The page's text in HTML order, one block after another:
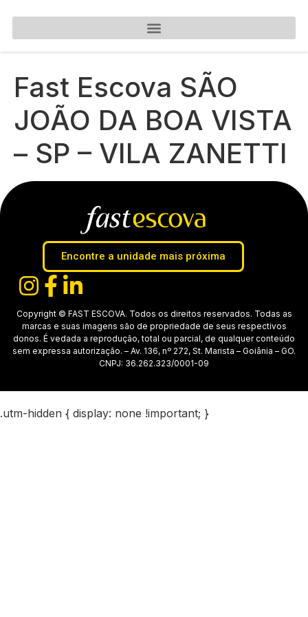
Fast Escova SÃO
JOÃO DA BOA VISTA
– SP – VILA ZANETTI
Encontre a unidade mais próxima
Copyright © FAST ESCOVA. Todos os direitos reservados. Todas as
marcas e suas imagens são de propriedade de seus respectivos
donos. É vedada a reprodução, total ou parcial, de qualquer conteúdo
sem expressa autorização. – Av. 136, nº 272, St. Marista – Goiânia – GO.
CNPJ: 36.262.323/0001-09
.utm-hidden { display: none !important; }